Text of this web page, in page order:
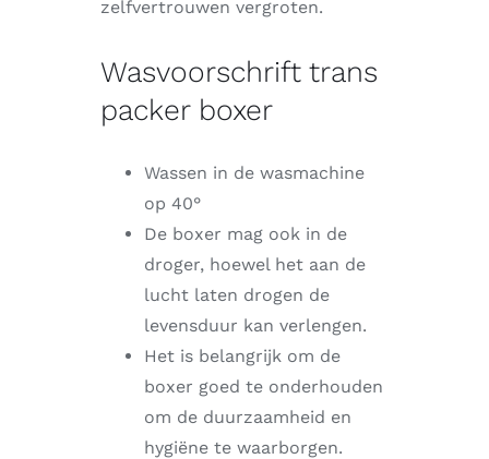
zelfvertrouwen vergroten.
Wasvoorschrift trans
packer boxer
Wassen in de wasmachine
op 40°
De boxer mag ook in de
droger, hoewel het aan de
lucht laten drogen de
levensduur kan verlengen.
Het is belangrijk om de
boxer goed te onderhouden
om de duurzaamheid en
hygiëne te waarborgen.